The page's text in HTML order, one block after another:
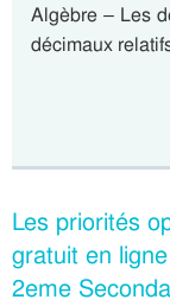
Algèbre – Les
décimaux
Les priorités
gratuit en
2eme